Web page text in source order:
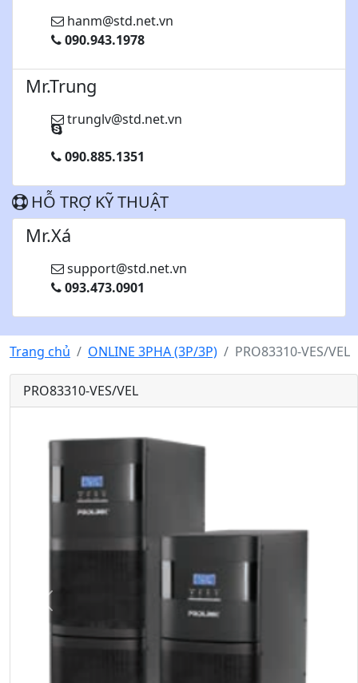
hanm@std.net.vn
090.943.1978
Mr.Trung
trunglv@std.net.vn
090.885.1351
HỖ TRỢ KỸ THUẬT
Mr.Xá
support@std.net.vn
093.473.0901
Trang chủ ONLINE 3PHA (3P/3P) PRO83310-VES/VEL
PRO83310-VES/VEL
Q
u